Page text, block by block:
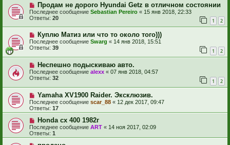
Продам не дорого Hyundai Getz в отличном состоянии
Последнее сообщение Sebastian Pereiro « 15 янв 2018, 22:33
Ответы: 20 1 2
Куплю Матиз или что то около того)))
Последнее сообщение Swarg « 14 янв 2018, 15:51
Ответы: 39 1 2
Неспешно подыскиваю авто.
Последнее сообщение alexx « 07 янв 2018, 04:57
Ответы: 32 1 2
Yamaha XV1900 Raider. Эксклюзив.
Последнее сообщение scar_88 « 12 дек 2017, 09:47
Ответы: 17
Honda cx 400 1982г
Последнее сообщение ART « 14 ноя 2017, 02:09
Ответы: 1